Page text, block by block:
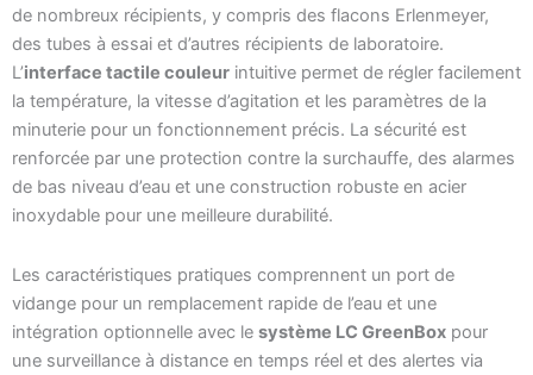
de nombreux récipients, y compris des flacons Erlenmeyer,
des tubes à essai et d’autres récipients de laboratoire.
L’interface tactile couleur intuitive permet de régler facilement
la température, la vitesse d’agitation et les paramètres de la
minuterie pour un fonctionnement précis. La sécurité est
renforcée par une protection contre la surchauffe, des alarmes
de bas niveau d’eau et une construction robuste en acier
inoxydable pour une meilleure durabilité.
Les caractéristiques pratiques comprennent un port de
vidange pour un remplacement rapide de l’eau et une
intégration optionnelle avec le système LC GreenBox pour
une surveillance à distance en temps réel et des alertes via